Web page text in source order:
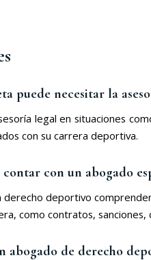
puede necesitar la
legal en situaciones
con su carrera deportiva.
con un abogado
derecho deportivo
como contratos,
abogado de derecho